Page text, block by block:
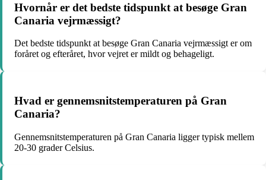
Hvornår er det bedste tidspunkt at besøge Gran
Canaria vejrmæssigt?
Det bedste tidspunkt at besøge Gran Canaria vejrmæssigt er om
foråret og efteråret, hvor vejret er mildt og behageligt.
Hvad er gennemsnitstemperaturen på Gran
Canaria?
Gennemsnitstemperaturen på Gran Canaria ligger typisk mellem
20-30 grader Celsius.